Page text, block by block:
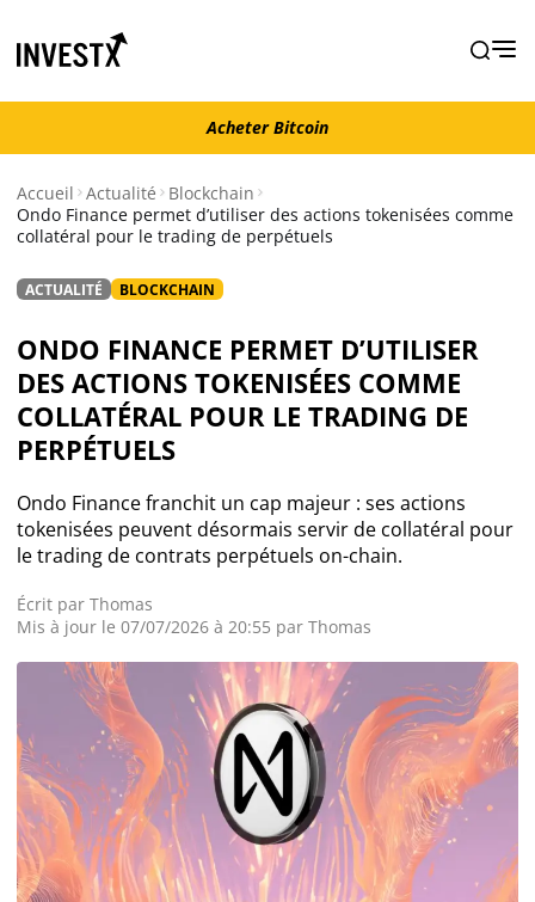
Acheter Bitcoin
Actualité
Actualité Bitcoin
Actualité Ethereum
Actualité Altcoins
Actualité NFT
Actualité Exchanges
Guides
Acheter Cryptomonnaies
Prédictions
Acheter Bitcoin
Accueil Actualité
Blockchain
Ondo Finance permet d’utiliser des actions tokenisées comme
collatéral pour le trading de perpétuels
ACTUALITÉ BLOCKCHAIN
ONDO FINANCE PERMET D’UTILISER
DES ACTIONS TOKENISÉES COMME
COLLATÉRAL POUR LE TRADING DE
PERPÉTUELS
Ondo Finance franchit un cap majeur : ses actions
tokenisées peuvent désormais servir de collatéral pour
le trading de contrats perpétuels on-chain.
Écrit par Thomas
Mis à jour le 07/07/2026 à 20:55 par Thomas